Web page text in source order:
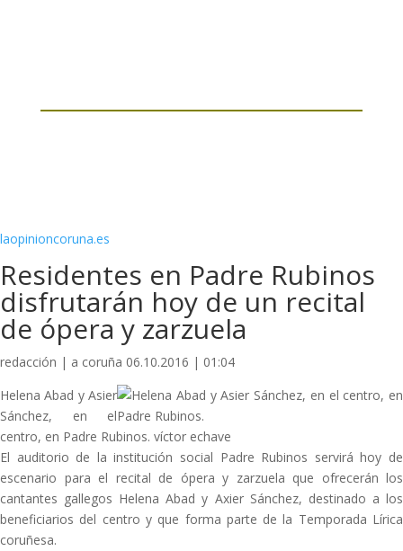
laopinioncoruna.es
Residentes en Padre Rubinos
disfrutarán hoy de un recital
de ópera y zarzuela
redacción | a coruña 06.10.2016 | 01:04
Helena Abad y Asier
Sánchez, en el
centro, en Padre Rubinos. víctor echave
El auditorio de la institución social Padre Rubinos servirá hoy de
escenario para el recital de ópera y zarzuela que ofrecerán los
cantantes gallegos Helena Abad y Axier Sánchez, destinado a los
beneficiarios del centro y que forma parte de la Temporada Lírica
coruñesa.